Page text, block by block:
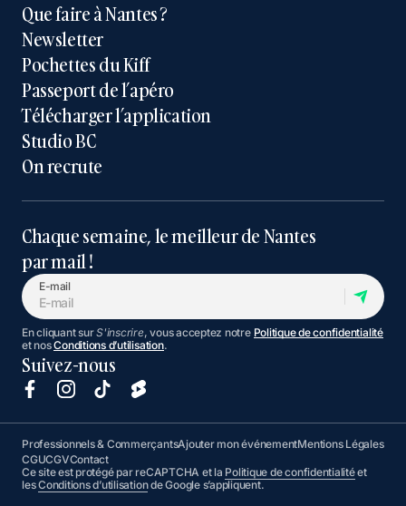
Que faire à Nantes ?
Newsletter
Pochettes du Kiff
Passeport de l’apéro
Télécharger l’application
Studio BC
On recrute
Chaque semaine, le meilleur de Nantes
par mail !
E-mail
En cliquant surS'inscrire, vous acceptez notre Politique de confidentialité
et nosConditions d’utilisation.
Suivez-nous
Professionnels & CommerçantsAjouter mon événementMentions Légales
CGUCGVContact
Ce site est protégé par reCAPTCHA et la Politique de confidentialitéet
lesConditions d’utilisationde Google s’appliquent.